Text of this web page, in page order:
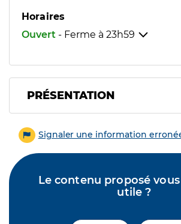
Horaires
Ouvert - Ferme à 23h59
PRÉSENTATION
Signaler une information
Le contenu proposé
utile ?